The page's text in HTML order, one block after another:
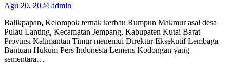
Agu 20, 2024 admin
Balikpapan, Kelompok ternak kerbau Rumpun Makmur asal desa
Pulau Lanting, Kecamatan Jempang, Kabupaten Kutai Barat
Provinsi Kalimantan Timur menemui Direktur Eksekutif Lembaga
Bantuan Hukum Pers Indonesia Lemens Kodongan yang
sementara…